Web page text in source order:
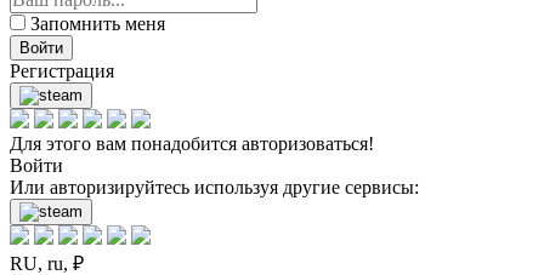
Запомнить меня
Войти
Регистрация
Для этого вам понадобится авторизоваться!
Войти
Или авторизируйтесь используя другие сервисы:
RU, ru, ₽